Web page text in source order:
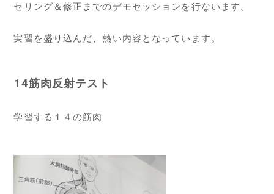
セリング＆修正までのデモセッションを行ないます。
実習を盛り込んだ、熱い内容 となっています。
14筋肉反射テスト
学習する１４の筋肉